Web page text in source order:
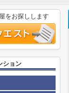
をお探しします
ション